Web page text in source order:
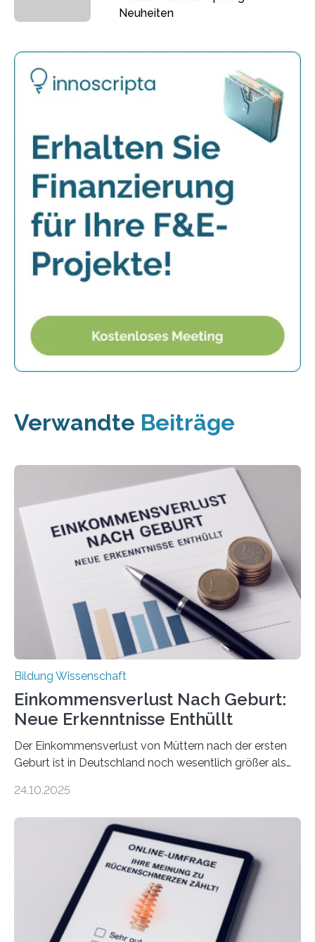
Neuheiten
Verwandte Beiträge
Bildung Wissenschaft
Einkommensverlust Nach Geburt:
Neue Erkenntnisse Enthüllt
Der Einkommensverlust von Müttern nach der ersten
Geburt ist in Deutschland noch wesentlich größer als
nach der Geburt durchschnittlich fast 30.000 Euro
langfristigen Auswirkungen auf Karriere und die spätere
Rente. Bisherige Schätzungen lagen bei rund 20.000
Euro und damit etwa 30 Prozent zu niedrig. Zu diesem
Ergebnis kommt eine neue Studie des ZEW Mannheim
mit der Universität Tilburg. „Werden Frauen unter 30
Jahren erstmals…
24.10.2025